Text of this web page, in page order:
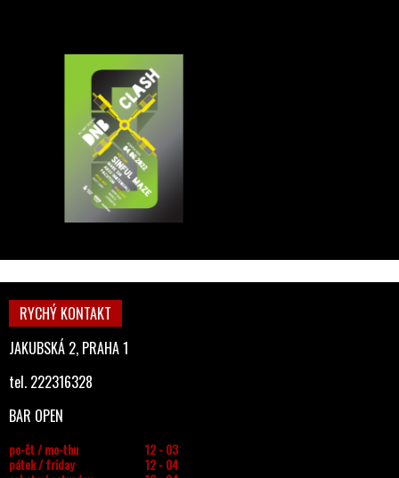
RYCHÝ KONTAKT
JAKUBSKÁ 2, PRAHA 1
tel. 222316328
BAR OPEN
po-čt / mo-thu
12 - 03
pátek / friday
12 - 04